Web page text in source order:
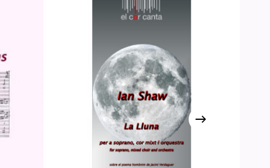
hi ha productes a la cistella.
Go to shop